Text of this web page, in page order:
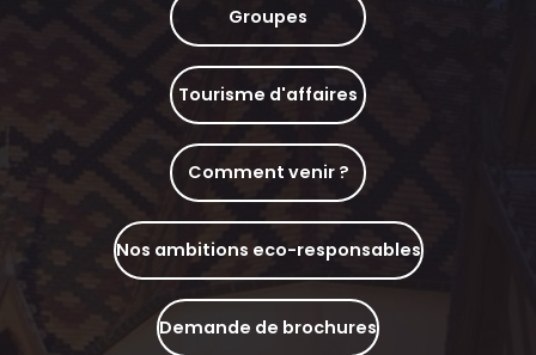
Groupes
Tourisme d'affaires
Comment venir ?
Nos ambitions eco-responsables
Demande de brochures